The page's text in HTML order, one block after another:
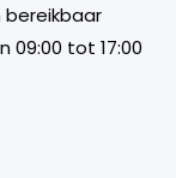
bereikbaar
09:00 tot 17:00